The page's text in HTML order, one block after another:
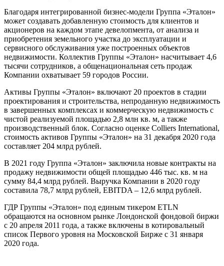
Благодаря интегрированной бизнес-модели Группа «Эталон»
может создавать добавленную стоимость для клиентов и
акционеров на каждом этапе девелопмента, от анализа и
приобретения земельного участка до эксплуатации и
сервисного обслуживания уже построенных объектов
недвижимости. Коллектив Группы «Эталон» насчитывает 4,6
тысячи сотрудников, а общенациональная сеть продаж
Компании охватывает 59 городов России.
Активы Группы «Эталон» включают 20 проектов в стадии
проектирования и строительства, непроданную недвижимость
в завершенных комплексах и коммерческую недвижимость с
чистой реализуемой площадью 2,8 млн кв. м, а также
производственный блок. Согласно оценке Colliers International,
стоимость активов Группы «Эталон» на 31 декабря 2020 года
составляет 204 млрд рублей.
В 2021 году Группа «Эталон» заключила новые контракты на
продажу недвижимости общей площадью 446 тыс. кв. м на
сумму 84,4 млрд рублей. Выручка Компании в 2020 году
составила 78,7 млрд рублей, EBITDA – 12,6 млрд рублей.
ГДР Группы «Эталон» под единым тикером ETLN
обращаются на основном рынке Лондонской фондовой биржи
с 20 апреля 2011 года, а также включены в котировальный
список Первого уровня на Московской Бирже с 31 января
2020 года.